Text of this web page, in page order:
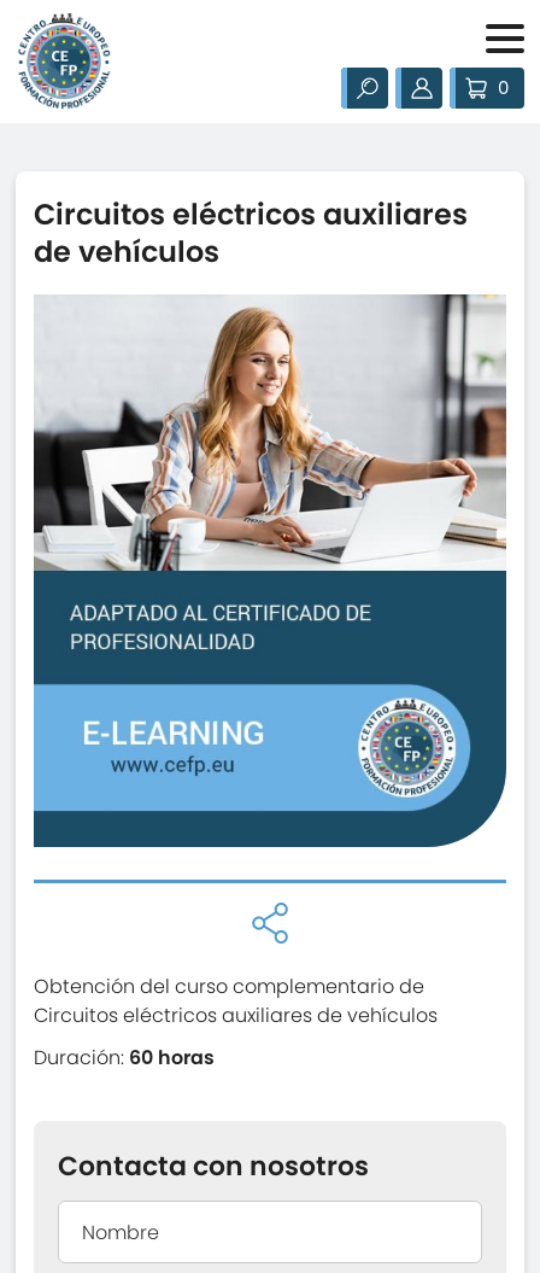
0
Circuitos eléctricos auxiliares
de vehículos
Obtención del curso complementario de
Circuitos eléctricos auxiliares de vehículos
Duración: 60 horas
Contacta con nosotros